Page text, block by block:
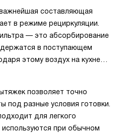
составляющая
в режиме рециркуляции.
— это абсорбирование
в поступающем
этому воздух на кухне
Угольные фильтры
— примерно раз в три-
позволяет точно
под разные условия готовки.
для легкого
при обычном